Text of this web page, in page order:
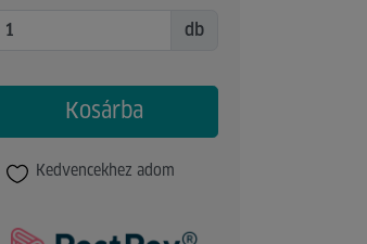
db
Kosárba
Kedvencekhez adom